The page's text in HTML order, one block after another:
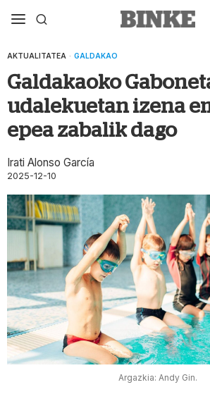
AKTUALITATEA · GALDAKAO
Galdakaoko
udalekuetan izena
epea zabalik dago
Irati Alonso García
2025-12-10
Argazkia: Andy Gin.